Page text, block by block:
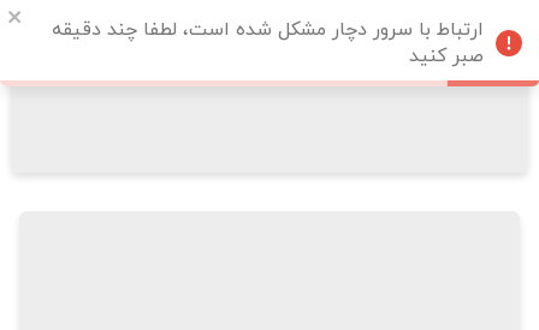
ارتباط با سرور دچار مشکل شده است، لطفا چند دقیقه
صبر کنید